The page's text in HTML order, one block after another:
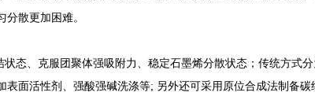
散更加困难。
态、克服团聚体强吸附力、稳定石墨烯分散状态；传统方式分
面活性剂、强酸强碱洗涤等; 另外还可采用原位合成法制备碳